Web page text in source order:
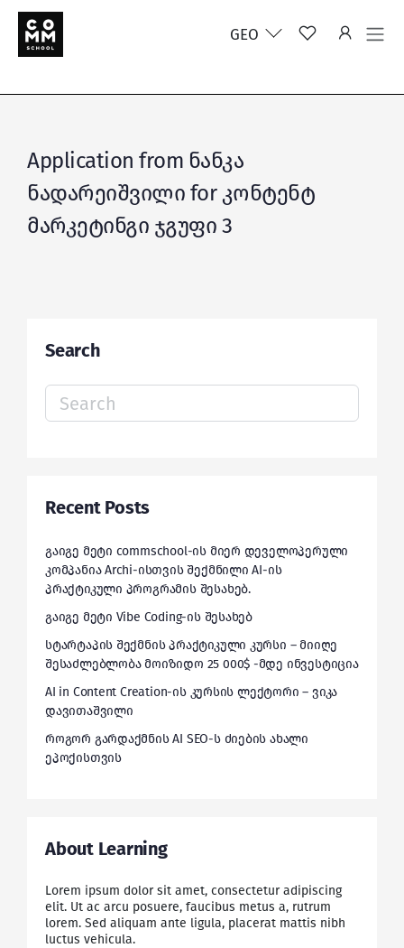
GEO
Application from ნანკა
ნადარეიშვილი for კონტენტ
მარკეტინგი ჯგუფი 3
Search
Search
for:
Recent Posts
გაიგე მეტი commschool-ის მიერ დეველოპერული
კომპანია Archi-ისთვის შექმნილი AI-ის
პრაქტიკული პროგრამის შესახებ.
გაიგე მეტი Vibe Coding-ის შესახებ
სტარტაპის შექმნის პრაქტიკული კურსი – მიიღე
შესაძლებლობა მოიზიდო 25 000$ -მდე ინვესტიცია
AI in Content Creation-ის კურსის ლექტორი – ვიკა
დავითაშვილი
როგორ გარდაქმნის AI SEO-ს ძიების ახალი
ეპოქისთვის
About Learning
Lorem ipsum dolor sit amet, consectetur adipiscing
elit. Ut ac arcu posuere, faucibus metus a, rutrum
lorem. Sed aliquam ante ligula, placerat mattis nibh
luctus vehicula.